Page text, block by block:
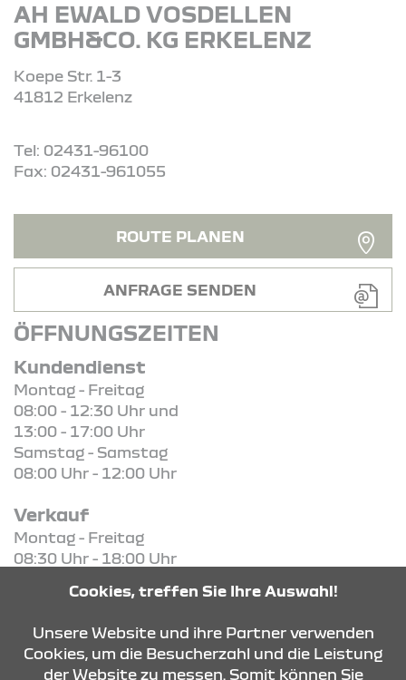
AH EWALD VOSDELLEN
GMBH&CO. KG ERKELENZ
Koepe Str. 1-3
41812 Erkelenz
Tel: 02431-96100
Fax: 02431-961055
ROUTE PLANEN
ANFRAGE SENDEN
ÖFFNUNGSZEITEN
Kundendienst
Montag - Freitag
08:00 - 12:30 Uhr und
13:00 - 17:00 Uhr
Samstag - Samstag
08:00 Uhr - 12:00 Uhr
Verkauf
Montag - Freitag
08:30 Uhr - 18:00 Uhr
08:30 Uhr - 13:00 Uhr
Cookies, treffen Sie Ihre Auswahl!
Unsere Website und ihre Partner verwenden
Cookies, um die Besucherzahl und die Leistung
der Website zu messen. Somit können Sie